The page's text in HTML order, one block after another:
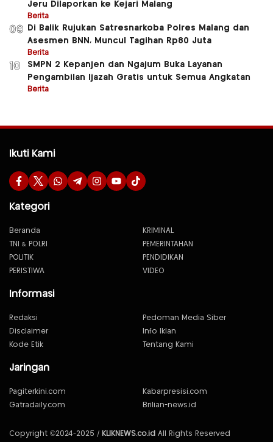
Jeru Dilaporkan ke Kejari Malang
Berita
09
Di Balik Rujukan Satresnarkoba Polres Malang dan
Asesmen BNN, Muncul Tagihan Rp80 Juta
Berita
10
SMPN 2 Kepanjen dan Ngajum Buka Layanan
Pengambilan Ijazah Gratis untuk Semua Angkatan
Berita
Ikuti Kami
Kategori
Beranda
KRIMINAL
TNI & POLRI
PEMERINTAHAN
POLITIK
PENDIDIKAN
PERISTIWA
VIDEO
Informasi
Redaksi
Pedoman Media Siber
Disclaimer
Info Iklan
Kode Etik
Tentang Kami
Jaringan
Pagiterkini.com
Kabarpresisi.com
Gatradaily.com
Brilian-news.id
Copyright ©2024-2025 / KLIKNEWS.co.id All Rights Reserved